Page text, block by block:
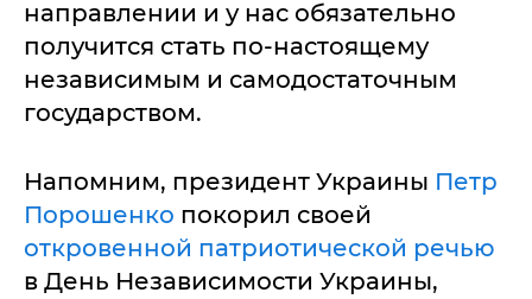
направлении и у нас обязательно
получится стать по-настоящему
независимым и самодостаточным
государством.
Напомним, президент Украины Петр
Порошенко покорил своей
откровенной патриотической речью
в День Независимости Украины,